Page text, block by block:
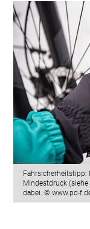
Fahrsicherheitstipp:
Mindestdruck
dabei. © www.pd-